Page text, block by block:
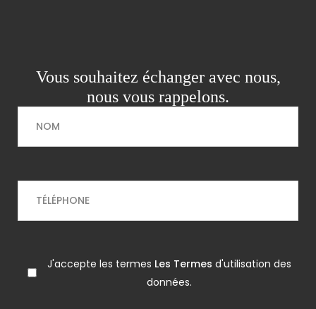
Vous souhaitez échanger avec nous,
nous vous rappelons.
J'accepte les termes Les Termes d'utilisation des
données.